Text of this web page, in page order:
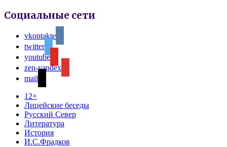
Социальные сети
vkontakte
twitter
youtube
zen-yandex
mail
12+
Лицейские беседы
Русский Север
Литература
История
И.С.Фрадков